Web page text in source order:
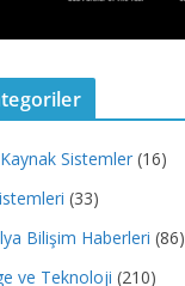
Kaynak Sistemler (16)
(33)
Bilişim Haberleri (86)
ve Teknoloji (210)